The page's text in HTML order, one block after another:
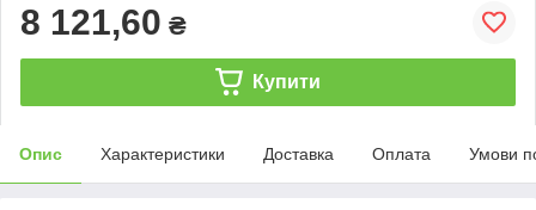
8 121,60 ₴
Купити
Опис Характеристики Доставка Оплата Умови